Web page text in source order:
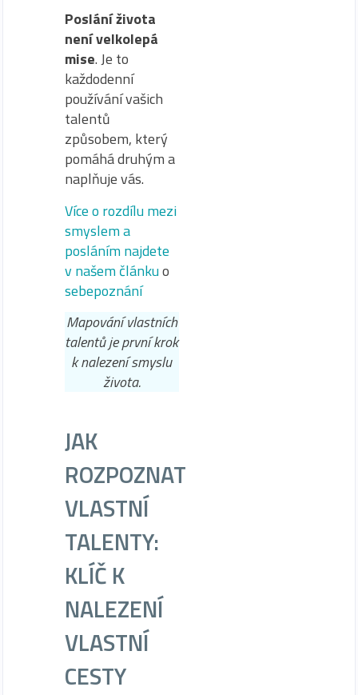
Poslání života
není velkolepá
mise. Je to
každodenní
používání vašich
talentů
způsobem, který
pomáhá druhým a
naplňuje vás.
Více o rozdílu mezi
smyslem a
posláním najdete
v našem článkuo
sebepoznání
Mapování vlastních
talentů je první krok
k nalezení smyslu
života.
JAK
ROZPOZNAT
VLASTNÍ
TALENTY:
KLÍČ K
NALEZENÍ
VLASTNÍ
CESTY